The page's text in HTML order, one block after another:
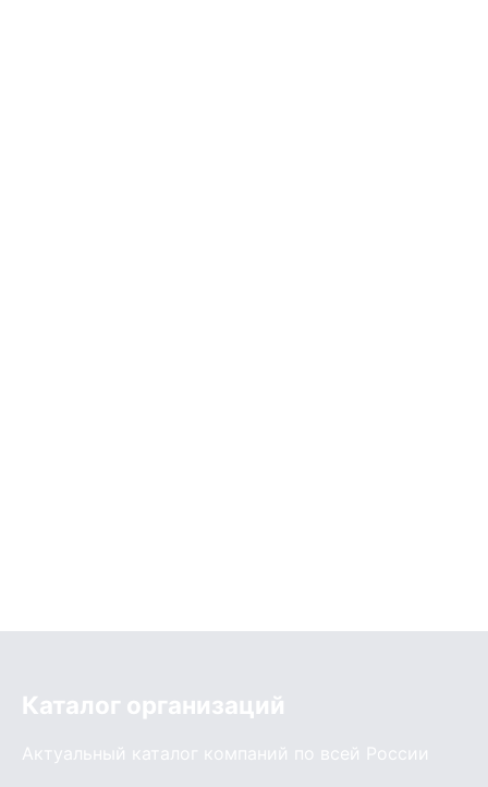
Каталог организаций
Актуальный каталог компаний по всей России